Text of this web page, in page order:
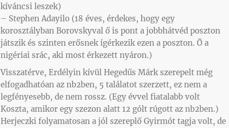
kíváncsi leszek)
– Stephen Adayilo (18 éves, érdekes, hogy egy
korosztályban Borovskyval ő is pont a jobbhátvéd poszton
játszik és szinten erősnek ígérkezik ezen a poszton. Ő a
nigériai srác, aki most érkezett nyáron.)
Visszatérve, Erdélyin kívül Hegedűs Márk szerepelt még
elfogadhatóan az nb2ben, 5 találatot szerzett, ez nem a
legfényesebb, de nem rossz. (Egy évvel fiatalabb volt
Koszta, amikor egy szezon alatt 12 gólt rúgott az nb2ben.)
Herjeczki folyamatosan a jól szereplő Gyirmót tagja volt, de